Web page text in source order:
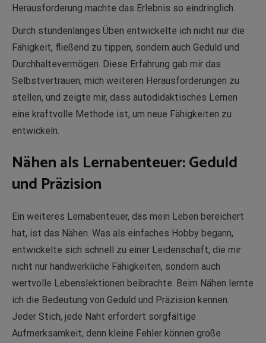
Herausforderung machte das Erlebnis so eindringlich.
Durch stundenlanges Üben entwickelte ich nicht nur die
Fähigkeit, fließend zu tippen, sondern auch Geduld und
Durchhaltevermögen. Diese Erfahrung gab mir das
Selbstvertrauen, mich weiteren Herausforderungen zu
stellen, und zeigte mir, dass autodidaktisches Lernen
eine kraftvolle Methode ist, um neue Fähigkeiten zu
entwickeln.
Nähen als Lernabenteuer: Geduld
und Präzision
Ein weiteres Lernabenteuer, das mein Leben bereichert
hat, ist das Nähen. Was als einfaches Hobby begann,
entwickelte sich schnell zu einer Leidenschaft, die mir
nicht nur handwerkliche Fähigkeiten, sondern auch
wertvolle Lebenslektionen beibrachte. Beim Nähen lernte
ich die Bedeutung von Geduld und Präzision kennen.
Jeder Stich, jede Naht erfordert sorgfältige
Aufmerksamkeit, denn kleine Fehler können große